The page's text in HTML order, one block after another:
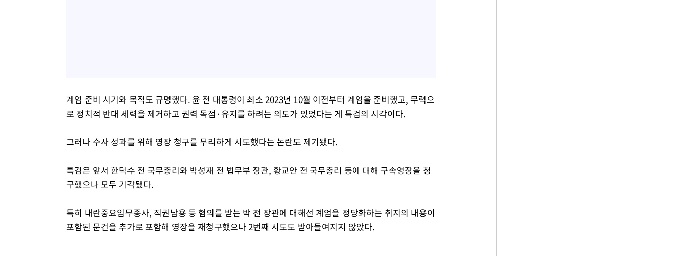
계엄 준비 시기와 목적도 규명했다. 윤 전 대통령이 최소 2023년 10월 이전부터 계엄을 준비했고, 무력으
로 정치적 반대 세력을 제거하고 권력 독점·유지를 하려는 의도가 있었다는 게 특검의 시각이다.
그러나 수사 성과를 위해 영장 청구를 무리하게 시도했다는 논란도 제기됐다.
특검은 앞서 한덕수 전 국무총리와 박성재 전 법무부 장관, 황교안 전 국무총리 등에 대해 구속영장을 청
구했으나 모두 기각됐다.
특히 내란중요임무종사, 직권남용 등 혐의를 받는 박 전 장관에 대해선 계엄을 정당화하는 취지의 내용이
포함된 문건을 추가로 포함해 영장을 재청구했으나 2번째 시도도 받아들여지지 않았다.